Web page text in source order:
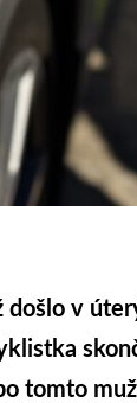
v
tomto